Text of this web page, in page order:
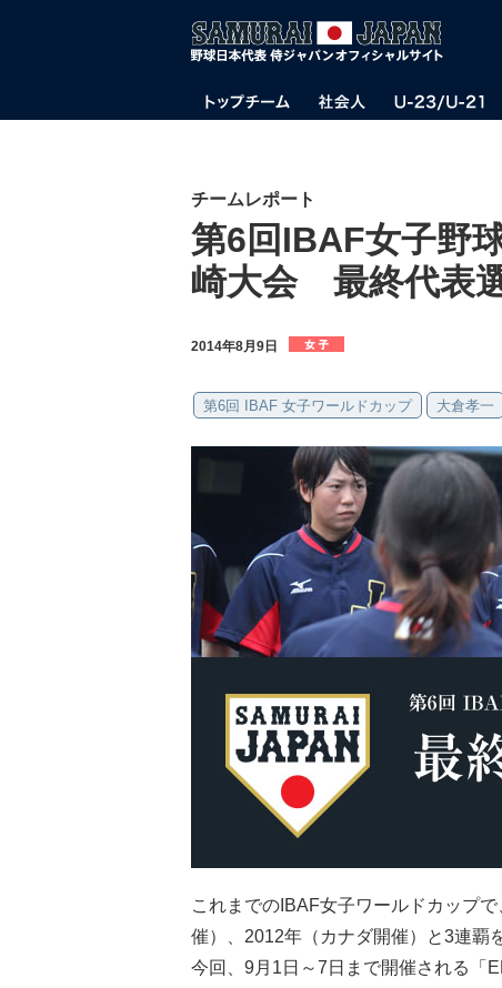
チームレポート
第6回IBAF女子野
崎大会 最終代表
2014年8月9日
第6回 IBAF 女子ワールドカップ 大倉孝一
これまでのIBAF女子ワールドカップ
催）、2012年（カナダ開催）と3連覇
今回、9月1日～7日まで開催される「